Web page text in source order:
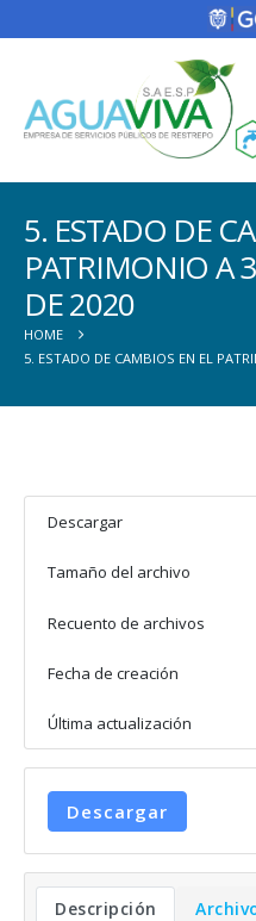
5. ESTADO DE
PATRIMONIO A
DE 2020
HOME
5. ESTADO DE CAMBIOS EN EL
Descargar
Tamaño del archivo
Recuento de archivos
Fecha de creación
Última actualización
Descargar
Descripción